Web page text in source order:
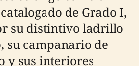
de Grado I,
su distintivo ladrillo
su campanario de
y sus interiores